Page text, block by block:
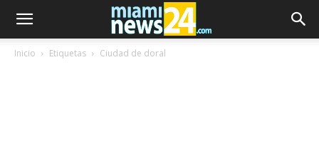
Inicio Etiquetas Ciudad de doral